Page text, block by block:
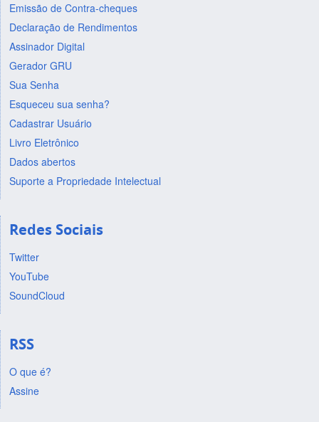
Emissão de Contra-cheques
Declaração de Rendimentos
Assinador Digital
Gerador GRU
Sua Senha
Esqueceu sua senha?
Cadastrar Usuário
Livro Eletrônico
Dados abertos
Suporte a Propriedade Intelectual
Redes Sociais
Twitter
YouTube
SoundCloud
RSS
O que é?
Assine